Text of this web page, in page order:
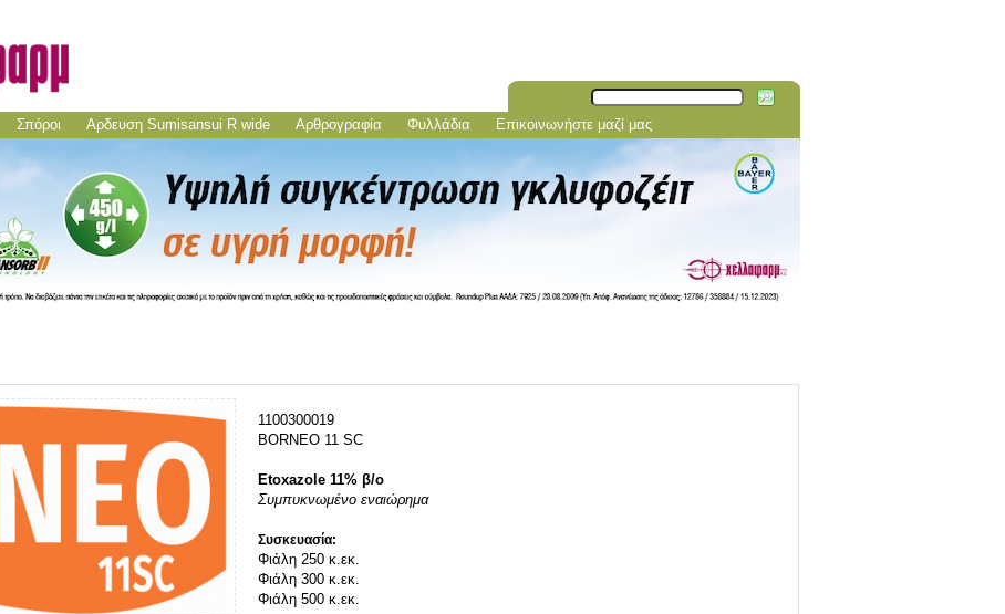
Σπόροι Aρδευση Sumisansui R wide Αρθρογραφία Φυλλάδια Επικοινωνήστε μαζί μας
1100300019
BORNEO 11 SC
Etoxazole 11% β/o
Συμπυκνωμένο εναιώρημα
Συσκευασία:
Φιάλη 250 κ.εκ.
Φιάλη 300 κ.εκ.
Φιάλη 500 κ.εκ.